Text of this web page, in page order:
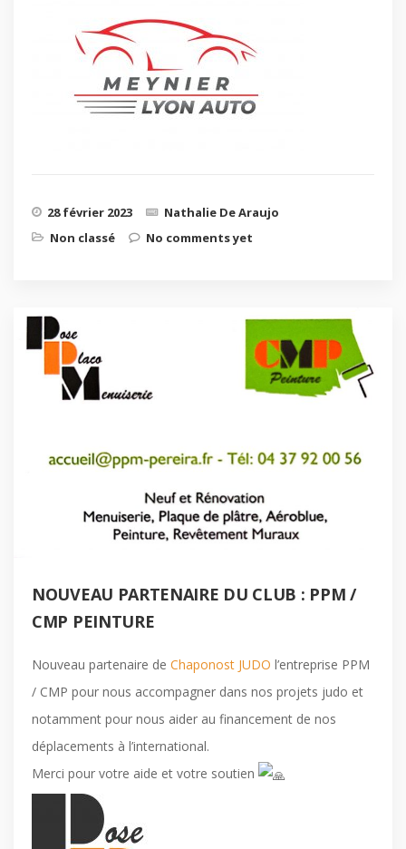
28 février 2023
Nathalie De Araujo
Non classé
No comments yet
NOUVEAU PARTENAIRE DU CLUB : PPM /
CMP PEINTURE
Nouveau partenaire de Chaponost JUDO l’entreprise PPM
/ CMP pour nous accompagner dans nos projets judo et
notamment pour nous aider au financement de nos
déplacements à l’international.
Merci pour votre aide et votre soutien